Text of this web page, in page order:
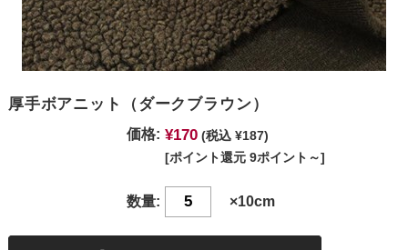
厚手ボアニット（ダークブラウン）
価格: ¥170 (税込 ¥187)
[ポイント還元 9ポイント～]
数量: ×10cm